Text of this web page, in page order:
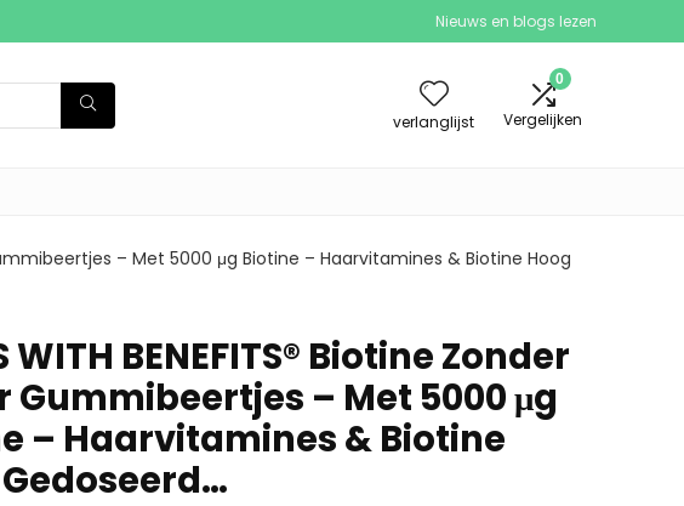
Nieuws en blogs lezen
verlanglijst
0
Vergelijken
– Met 5000 μg Biotine – Haarvitamines & Biotine Hoog
WITH BENEFITS® Biotine Zonder
Gummibeertjes – Met 5000 μg
– Haarvitamines & Biotine